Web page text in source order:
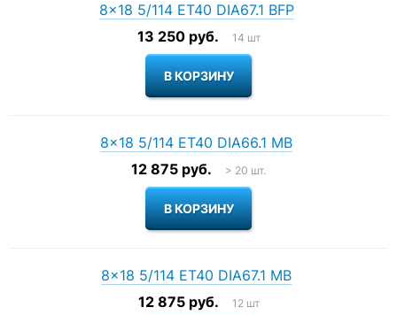
8×18 5/114 ET40 DIA67.1 BFP
13 250 руб.
14 шт
8×18 5/114 ET40 DIA66.1 MB
12 875 руб.
> 20 шт.
8×18 5/114 ET40 DIA67.1 MB
12 875 руб.
12 шт